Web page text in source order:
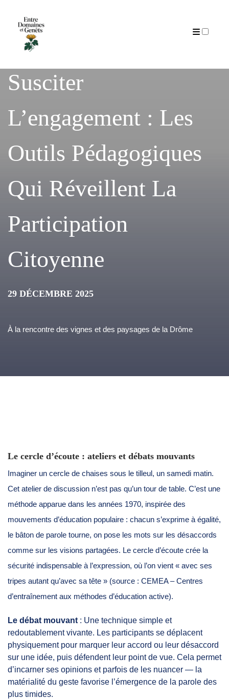
Susciter
L’engagement : Les
Outils Pédagogiques
Qui Réveillent La
Participation
Citoyenne
29 DÉCEMBRE 2025
À la rencontre des vignes et des paysages de la Drôme
Le cercle d’écoute : ateliers et débats mouvants
Imaginer un cercle de chaises sous le tilleul, un samedi matin.
Cet atelier de discussion n’est pas qu’un tour de table. C’est une
méthode apparue dans les années 1970, inspirée des
mouvements d’éducation populaire : chacun s’exprime à égalité,
le bâton de parole tourne, on pose les mots sur les désaccords
comme sur les visions partagées. Le cercle d’écoute crée la
sécurité indispensable à l’expression, où l’on vient « avec ses
tripes autant qu’avec sa tête » (source : CEMEA – Centres
d’entraînement aux méthodes d’éducation active).
Le débat mouvant : Une technique simple et
redoutablement vivante. Les participants se déplacent
physiquement pour marquer leur accord ou leur désaccord
sur une idée, puis défendent leur point de vue. Cela permet
d’incarner ses opinions et parfois de les nuancer — la
matérialité du geste favorise l’émergence de la parole des
plus timides.